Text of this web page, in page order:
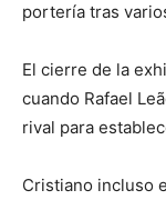
portería tras
El cierre de la
cuando Rafael
rival para
Cristiano incluso